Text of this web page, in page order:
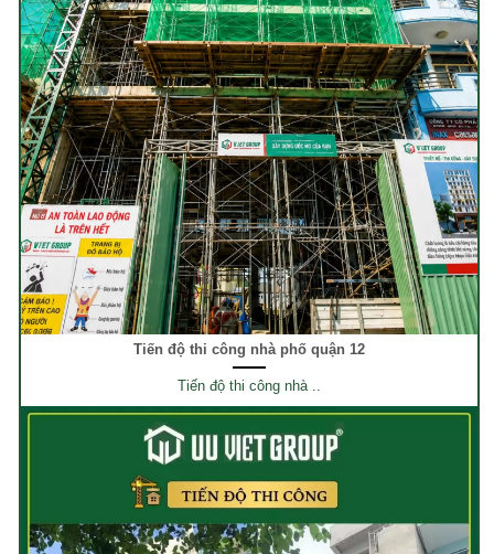
Tiến độ thi công nhà phố quận 12
Tiến độ thi công nhà ..